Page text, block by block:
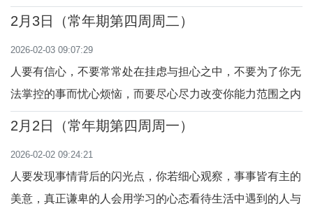
到挫折时候，要谦卑的自我反思，把握机遇，满怀信心的走
的呢？所赐给他的是什么样的智慧？怎么藉他的手行出这样
的奇能？”（谷6：1-6）
2月3日（常年期第四周周二）
2026-02-03 09:07:29
人要有信心，不要常常处在挂虑与担心之中，不要为了你无
法掌控的事而忧心烦恼，而要尽心尽力改变你能力范围之内
的失意之事。我们要用平常心面对发生在自己身边的事，尽
「女儿，你的信德救了你，平安去吧！你的疾病必得痊
愈。」（谷5：21-43）
2月2日（常年期第四周周一）
2026-02-02 09:24:21
人要发现事情背后的闪光点，你若细心观察，事事皆有主的
美意，真正谦卑的人会用学习的心态看待生活中遇到的人与